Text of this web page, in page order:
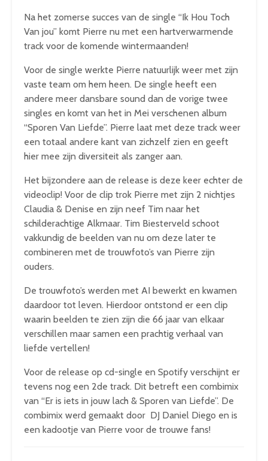
Na het zomerse succes van de single “Ik Hou Toch
Van jou” komt Pierre nu met een hartverwarmende
track voor de komende wintermaanden!
Voor de single werkte Pierre natuurlijk weer met zijn
vaste team om hem heen. De single heeft een
andere meer dansbare sound dan de vorige twee
singles en komt van het in Mei verschenen album
“Sporen Van Liefde”. Pierre laat met deze track weer
een totaal andere kant van zichzelf zien en geeft
hier mee zijn diversiteit als zanger aan.
Het bijzondere aan de release is deze keer echter de
videoclip! Voor de clip trok Pierre met zijn 2 nichtjes
Claudia & Denise en zijn neef Tim naar het
schilderachtige Alkmaar. Tim Biesterveld schoot
vakkundig de beelden van nu om deze later te
combineren met de trouwfoto’s van Pierre zijn
ouders.
De trouwfoto’s werden met AI bewerkt en kwamen
daardoor tot leven. Hierdoor ontstond er een clip
waarin beelden te zien zijn die 66 jaar van elkaar
verschillen maar samen een prachtig verhaal van
liefde vertellen!
Voor de release op cd-single en Spotify verschijnt er
tevens nog een 2de track. Dit betreft een combimix
van “Er is iets in jouw lach & Sporen van Liefde”. De
combimix werd gemaakt door DJ Daniel Diego en is
een kadootje van Pierre voor de trouwe fans!